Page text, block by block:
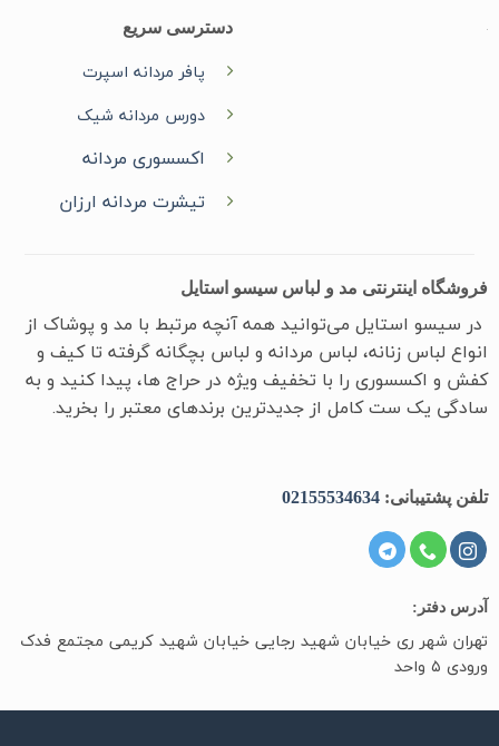
دسترسی سریع
پافر مردانه اسپرت
دورس مردانه شیک
اکسسوری مردانه
تیشرت مردانه ارزان
فروشگاه اینترنتی مد و لباس سیسو استایل
در سیسو ‌استایل می‌توانید همه آنچه مرتبط با مد و پوشاک از
انواع لباس زنانه، لباس مردانه و لباس بچگانه گرفته تا کیف و
کفش و اکسسوری را با تخفیف ویژه در حراج ها، پیدا کنید و به
سادگی یک ست کامل از جدیدترین‌ برندهای معتبر را بخرید.
تلفن پشتیبانی:02155534634
آدرس دفتر:
تهران شهر ری خیابان شهید رجایی خیابان شهید کریمی مجتمع فدک
ورودی ۵ واحد